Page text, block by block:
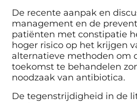
De recente aanpak en
management en de
patiënten met constipatie
hoger risico op het krijgen
alternatieve methoden om
toekomst te behandelen
noodzaak van antibiotica.
De tegenstrijdigheid in de